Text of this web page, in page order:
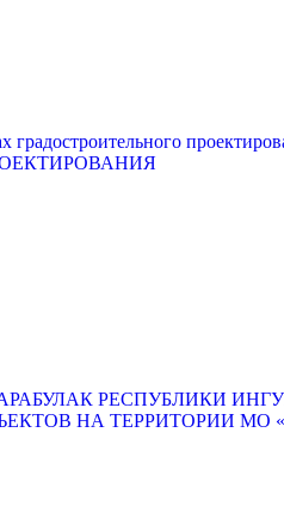
РЕСПУБЛИКИ
НА ТЕРРИТОРИИ МО